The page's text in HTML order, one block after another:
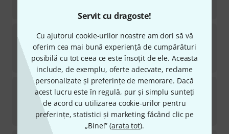
Servit cu dragoste!
Cu ajutorul cookie-urilor noastre am dori să vă
oferim cea mai bună experiență de cumpărături
posibilă cu tot ceea ce este însoțit de ele. Aceasta
include, de exemplu, oferte adecvate, reclame
personalizate și preferințe de memorare. Dacă
acest lucru este în regulă, pur și simplu sunteți
de acord cu utilizarea cookie-urilor pentru
preferințe, statistici și marketing făcând clic pe
„Bine!” (arata tot).
Yamaha Music Entertainment
Anime Golden
Hits Piano Blue
în stoc
163 lei
Yamaha Music Entertainment J-Pop to Soothe
Your Heart
în stoc
163 lei